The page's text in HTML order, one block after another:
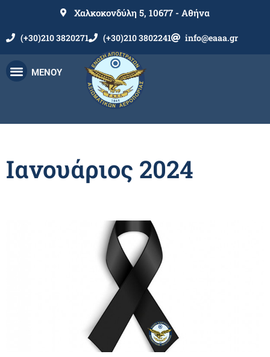
Χαλκοκονδύλη 5, 10677 - Αθήνα
(+30)210 3820271 (+30)210 3802241 info@eaaa.gr
ΜΕΝΟΥ
Ιανουάριος 2024